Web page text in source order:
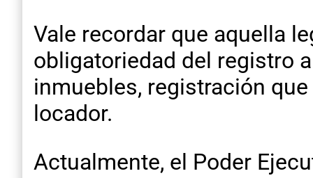
Vale recordar que aquella
obligatoriedad del registro
inmuebles, registración
locador.
Actualmente, el Poder